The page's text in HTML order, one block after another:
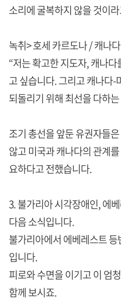
소리에 굴복하지 않을 것이
녹취> 호세 카르도나 / 캐나
“저는 확고한 지도자, 캐나
고 싶습니다. 그리고 캐나다-
되돌리기 위해 최선을 다하
조기 총선을 앞둔 유권자들
않고 미국과 캐나다의 관계
요하다고 전했습니다.
3. 불가리아 시각장애인, 에
다음 소식입니다.
불가리아에서 에베레스트
입니다.
피로와 수면을 이기고 이 엄
함께 보시죠.